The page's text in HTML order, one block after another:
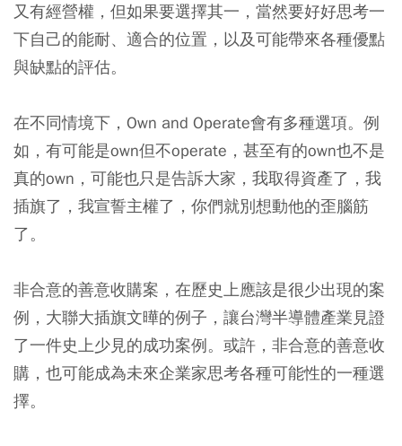
又有經營權，但如果要選擇其一，當然要好好思考一
下自己的能耐、適合的位置，以及可能帶來各種優點
與缺點的評估。
在不同情境下，Own and Operate會有多種選項。例
如，有可能是own但不operate，甚至有的own也不是
真的own，可能也只是告訴大家，我取得資產了，我
插旗了，我宣誓主權了，你們就別想動他的歪腦筋
了。
非合意的善意收購案，在歷史上應該是很少出現的案
例，大聯大插旗文曄的例子，讓台灣半導體產業見證
了一件史上少見的成功案例。或許，非合意的善意收
購，也可能成為未來企業家思考各種可能性的一種選
擇。